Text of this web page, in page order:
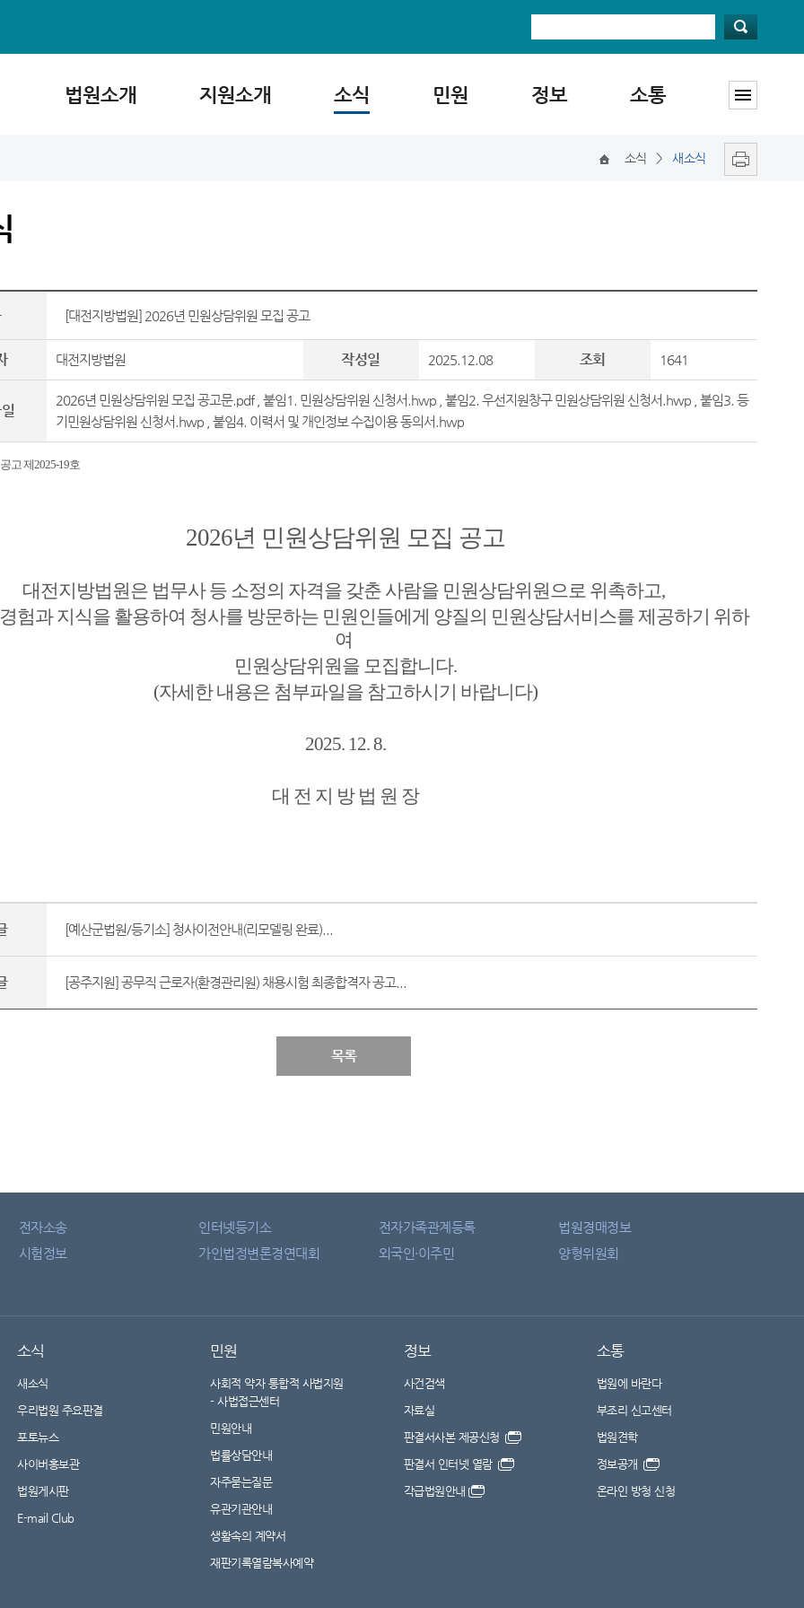
법원소개 지원소개 소식 민원 정보 소통
소식 > 새소식
[대전지방법원] 2026년 민원상담위원 모집 공고
대전지방법원 작성일 2025.12.08 조회 1641
2026년 민원상담위원 모집 공고문.pdf, 붙임1. 민원상담위원 신청서.hwp, 붙임2. 우선지원창구 민원상담위원 신청서.hwp, 붙임3. 등
기민원상담위원 신청서.hwp, 붙임4. 이력서 및 개인정보 수집이용 동의서.hwp
고 제2025-19호
2026년 민원상담위원 모집 공고
대전지방법원은 법무사 등 소정의 자격을 갖춘 사람을 민원상담위원으로 위촉하고,
험과 지식을 활용하여 청사를 방문하는 민원인들에게 양질의 민원상담서비스를 제공하기 위하
여
민원상담위원을 모집합니다.
(자세한 내용은 첨부파일을 참고하시기 바랍니다)
2025. 12. 8.
대 전 지 방 법 원 장
[예산군법원/등기소] 청사이전안내(리모델링 완료)...
[공주지원] 공무직 근로자(환경관리원) 채용시험 최종합격자 공고...
목록
전자소송 인터넷등기소 전자가족관계등록
법원경매정보
시험정보 가인법정변론경연대회 외국인·이주민
양형위원회
소식
새소식
우리법원 주요판결
포토뉴스
사이버홍보관
법원게시판
E-mail Club
민원
사회적 약자 통합적 사법지원
- 사법접근센터
민원안내
법률상담안내
자주묻는질문
유관기관안내
생활속의 계약서
재판기록열람복사예약
정보
사건검색
자료실
판결서사본 제공신청
판결서 인터넷 열람
각급법원안내
소통
법원에 바란다
부조리 신고센터
법원견학
정보공개
온라인 방청 신청